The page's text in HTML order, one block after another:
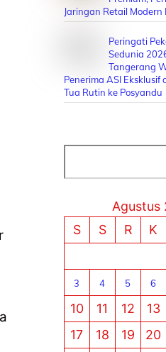
Jaringan Retail Modern
Peringati
Sedunia
Tangerang
Penerima ASI Eksklusif
Tua Rutin ke Posyandu
Agustus
S
S R K
3 4 5 6
10
11 12 13
17
18 19 20